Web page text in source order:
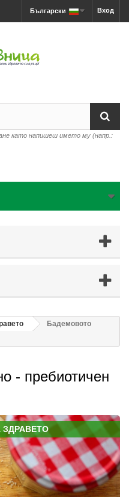
Вход
Български
като напишеш името му (напр.:
Бадемовото
- пребиотичен
ЗДРАВЕТО